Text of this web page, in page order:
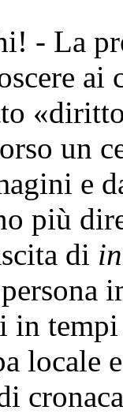
- La
ai
un
e
più
di
in
locale